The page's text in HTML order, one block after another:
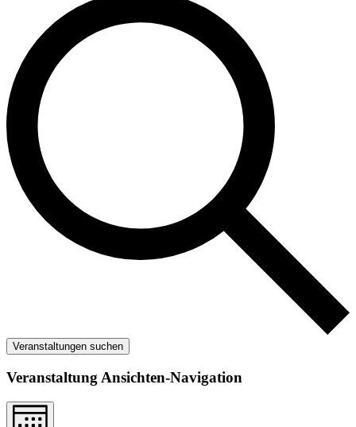
Veranstaltungen suchen
Veranstaltung Ansichten-Navigation